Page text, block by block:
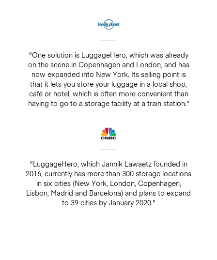
"One solution is LuggageHero, which was already
on the scene in Copenhagen and London, and has
now expanded into New York. Its selling point is
that it lets you store your luggage in a local shop,
café or hotel, which is often more convenient than
having to go to a storage facility at a train station."
"LuggageHero, which Jannik Lawaetz founded in
2016, currently has more than 300 storage locations
in six cities (New York, London, Copenhagen,
Lisbon, Madrid and Barcelona) and plans to expand
to 39 cities by January 2020."